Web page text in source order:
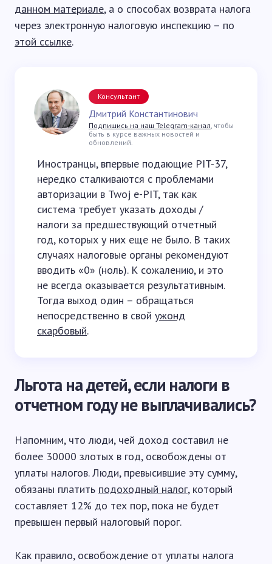
данном материале, а о способах возврата налога
через электронную налоговую инспекцию – по
этой ссылке.
Консультант
Дмитрий Константинович
Подпишись на наш Telegram-канал, чтобы
быть в курсе важных новостей и
обновлений.
Иностранцы, впервые подающие PIT-37,
нередко сталкиваются с проблемами
авторизации в Twoj e-PIT, так как
система требует указать доходы /
налоги за предшествующий отчетный
год, которых у них еще не было. В таких
случаях налоговые органы рекомендуют
вводить «0» (ноль). К сожалению, и это
не всегда оказывается результативным.
Тогда выход один – обращаться
непосредственно в свой ужонд
скарбовый.
Льгота на детей, если налоги в
отчетном году не выплачивались?
Напомним, что люди, чей доход составил не
более 30000 злотых в год, освобождены от
уплаты налогов. Люди, превысившие эту сумму,
обязаны платить подоходный налог, который
составляет 12% до тех пор, пока не будет
превышен первый налоговый порог.
Как правило, освобождение от уплаты налога